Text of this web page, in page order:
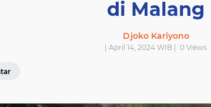
di Malang
Djoko Kariyono
| April 14, 2024 WIB | 0 Views